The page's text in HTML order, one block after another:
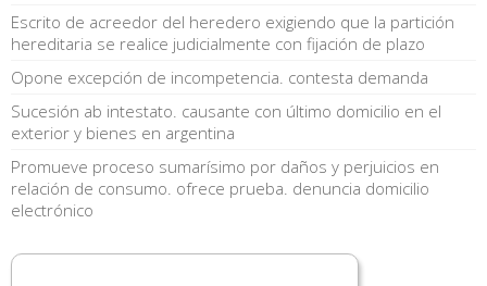
Escrito de acreedor del heredero exigiendo que la partición
hereditaria se realice judicialmente con fijación de plazo
Opone excepción de incompetencia. contesta demanda
Sucesión ab intestato. causante con último domicilio en el
exterior y bienes en argentina
Promueve proceso sumarísimo por daños y perjuicios en
relación de consumo. ofrece prueba. denuncia domicilio
electrónico